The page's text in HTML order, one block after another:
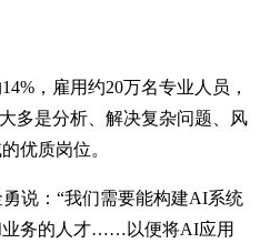
，雇用约20万名专业人员，
多是分析、解决复杂问题、风
优质岗位。
说：“我们需要能构建AI系统
业务的人才……以便将AI应用